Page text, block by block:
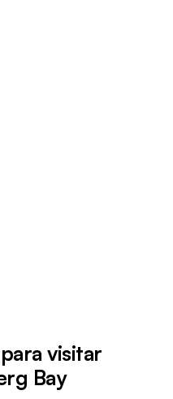
visitar
Bay